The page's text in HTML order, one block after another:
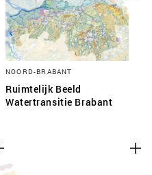
NOORD-BRABANT
Ruimtelijk Beeld
Watertransitie Brabant